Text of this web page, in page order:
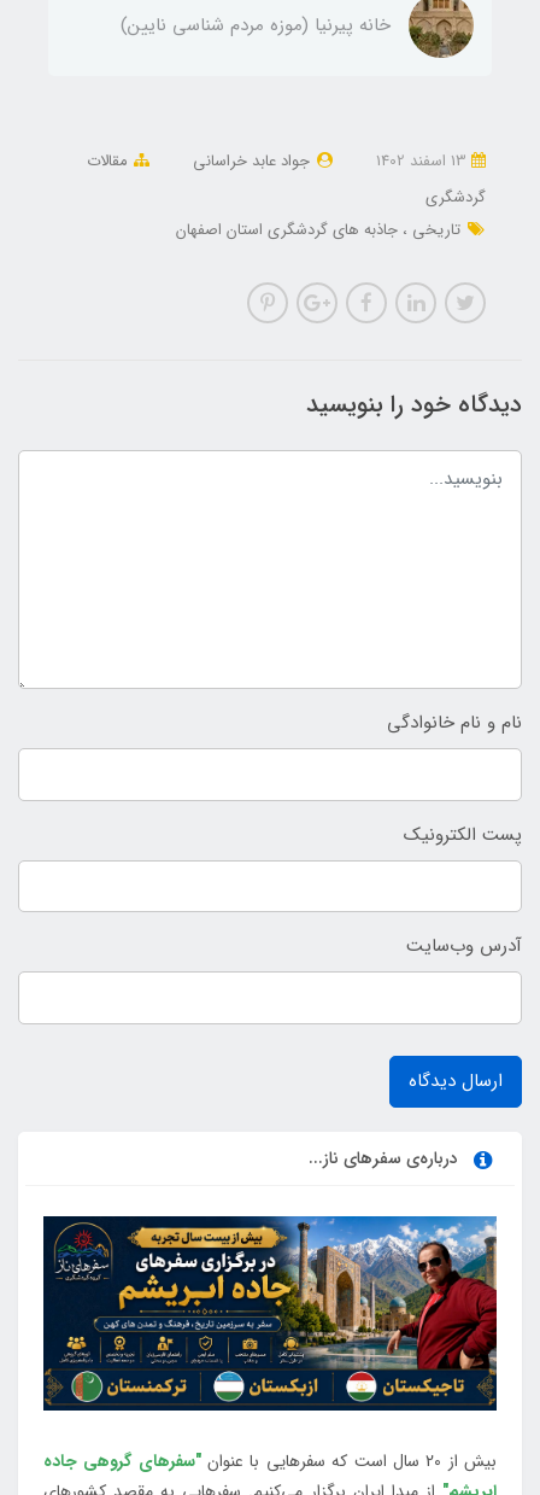
خانه پیرنیا (موزه مردم شناسی نایین)
جواد عابد خراسانی
مقالات
گردشگری
تاریخی
جاذبه های گردشگری استان اصفهان
دیدگاه خود را بنویسید
نام و نام خانوادگی
پست الکترونیک
آدرس وب‌سایت
ارسال دیدگاه
درباره‌ی سفرهای ناز...
بیش از 20 سال است که سفرهایی با عنوان
"سفرهای گروهی جاده